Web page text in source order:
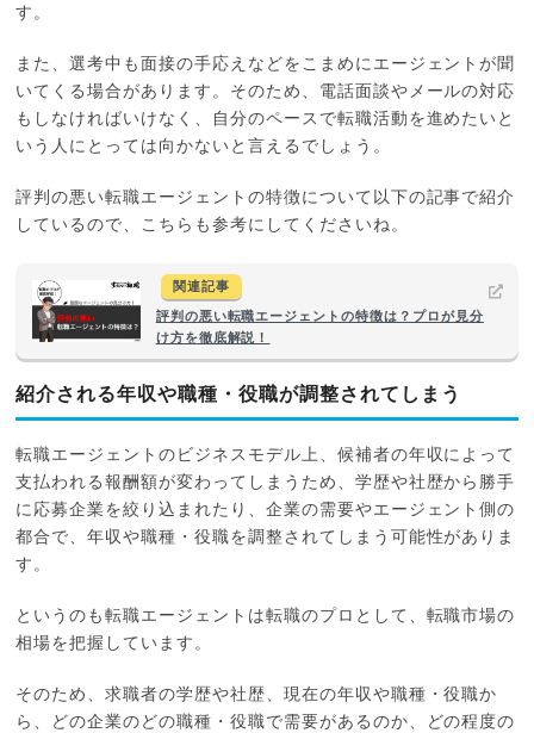
す。
また、選考中も面接の手応えなどをこまめにエージェントが聞
いてくる場合があります。そのため、電話面談やメールの対応
もしなければいけなく、自分のペースで転職活動を進めたいと
いう人にとっては向かないと言えるでしょう。
評判の悪い転職エージェントの特徴について以下の記事で紹介
しているので、こちらも参考にしてくださいね。
関連記事
評判の悪い転職エージェントの特徴は？プロが見分
け方を徹底解説！
紹介される年収や職種・役職が調整されてしまう
転職エージェントのビジネスモデル上、候補者の年収によって
支払われる報酬額が変わってしまうため、学歴や社歴から勝手
に応募企業を絞り込まれたり、企業の需要やエージェント側の
都合で、年収や職種・役職を調整されてしまう可能性がありま
す。
というのも転職エージェントは転職のプロとして、転職市場の
相場を把握しています。
そのため、求職者の学歴や社歴、現在の年収や職種・役職か
ら、どの企業のどの職種・役職で需要があるのか、どの程度の